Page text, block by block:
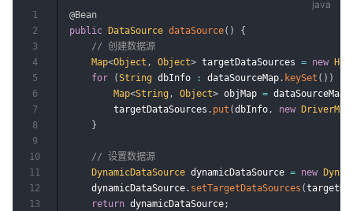
@Bean
public
DataSource dataSource( )
{
// 创建数据源
Map<Object , Object> targetDataSources = new
for
(String dbInfo : dataSourceMap . keySet ( ) )
Map<String , Object> objMap = dataSourceMap
        targetDataSources
. put (dbInfo, new
}
// 设置数据源
DynamicDataSource dynamicDataSource = new
    dynamicDataSource
. setTargetDataSources (
return dynamicDataSource;
1
2
3
4
5
6
7
8
9
10
11
12
13